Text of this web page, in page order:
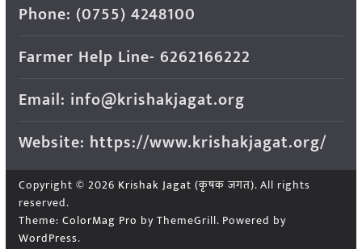
Phone: (0755) 4248100
Farmer Help Line- 6262166222
Email: info@krishakjagat.org
Website: https://www.krishakjagat.org/
Copyright © 2026 Krishak Jagat (कृषक जगत). All rights
reserved.
Theme: ColorMag Pro by ThemeGrill. Powered by
WordPress.